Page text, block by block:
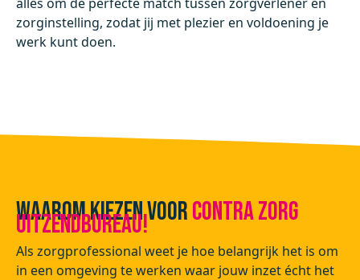
zorginstelling, zodat jij met plezier en voldoening je
werk kunt doen.
Waarom kiezen voorContra Zorg
Uitzendbureau!
Als zorgprofessional weet je hoe belangrijk het is om
in een omgeving te werken waar jouw inzet écht het